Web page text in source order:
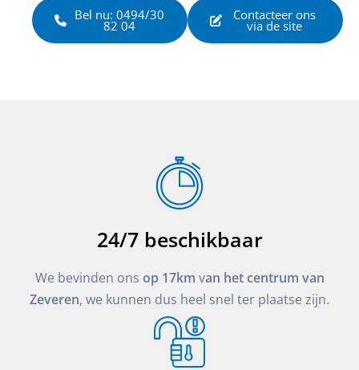
Bel nu: 0494/30
82 04
Contacteer ons
via de site
24/7 beschikbaar
We bevinden ons op 17km van het centrum van
Zeveren, we kunnen dus heel snel ter plaatse zijn.